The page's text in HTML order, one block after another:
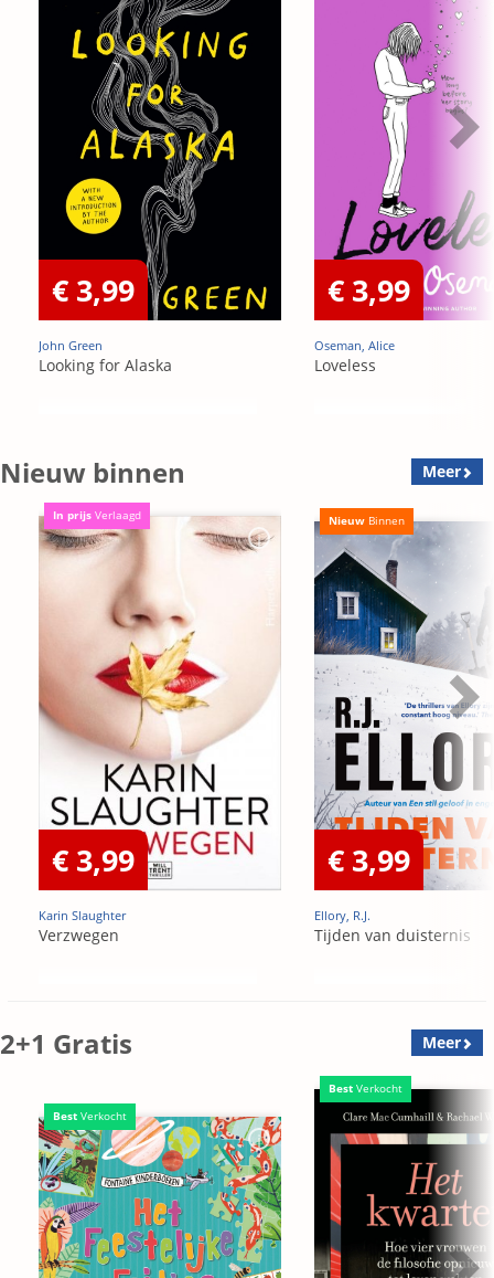
€ 3,99
John Green
Looking for Alaska
€ 3,99
Oseman, Alice
Loveless
Nieuw binnen Meer
In prijs Verlaagd
€ 3,99
Karin Slaughter
Verzwegen
Nieuw Binnen
€ 3,99
Ellory, R.J.
Tijden van duisternis
2+1 Gratis Meer
Best Verkocht
Best Verkocht